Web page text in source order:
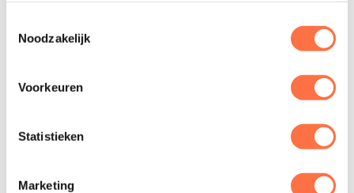
Noodzakelijk
Voorkeuren
Statistieken
Marketing
4.75
3 eieren | mesclun Zalm +4 | tomaat +1 | kaas
STUKS)